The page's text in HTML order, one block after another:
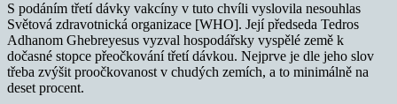
S podáním třetí dávky vakcíny v tuto chvíli vyslovila nesouhlas
Světová zdravotnická organizace [WHO]. Její předseda Tedros
Adhanom Ghebreyesus vyzval hospodářsky vyspělé země k
dočasné stopce přeočkování třetí dávkou. Nejprve je dle jeho slov
třeba zvýšit proočkovanost v chudých zemích, a to minimálně na
deset procent.